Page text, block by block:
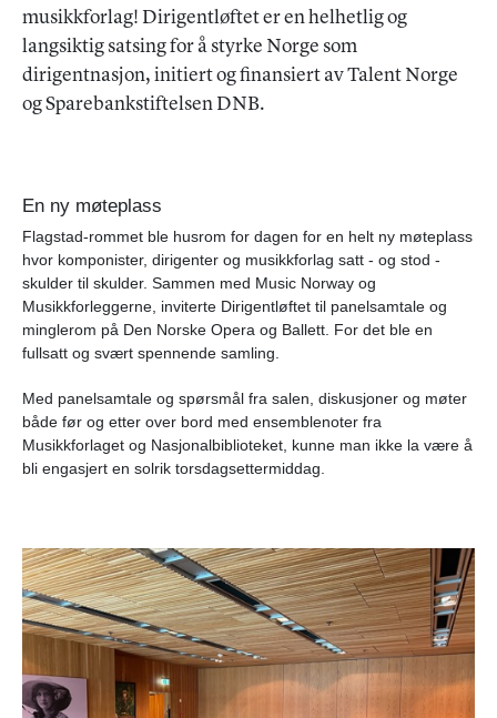
musikkforlag! Dirigentløftet er en helhetlig og
langsiktig satsing for å styrke Norge som
dirigentnasjon, initiert og finansiert av Talent Norge
og Sparebankstiftelsen DNB.
En ny møteplass
Flagstad-rommet ble husrom for dagen for en helt ny møteplass
hvor komponister, dirigenter og musikkforlag satt - og stod -
skulder til skulder. Sammen med Music Norway og
Musikkforleggerne, inviterte Dirigentløftet til panelsamtale og
minglerom på Den Norske Opera og Ballett. For det ble en
fullsatt og svært spennende samling.
Med panelsamtale og spørsmål fra salen, diskusjoner og møter
både før og etter over bord med ensemblenoter fra
Musikkforlaget og Nasjonalbiblioteket, kunne man ikke la være å
bli engasjert en solrik torsdagsettermiddag.